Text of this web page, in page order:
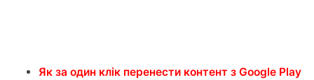
Як за один клік перенести контент з Google Play